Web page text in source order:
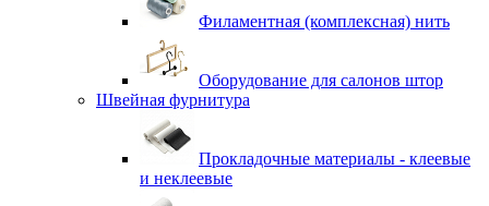
Филаментная (комплексная) нить
Оборудование для салонов штор
Швейная фурнитура
Прокладочные материалы - клеевые
и неклеевые